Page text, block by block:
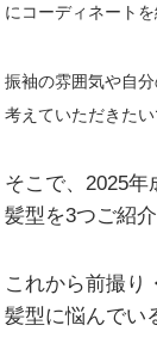
にコーディネート
振袖の雰囲気や自
考えていただきた
そこで、2025
髪型を3つご紹
これから前撮り
髪型に悩んでい